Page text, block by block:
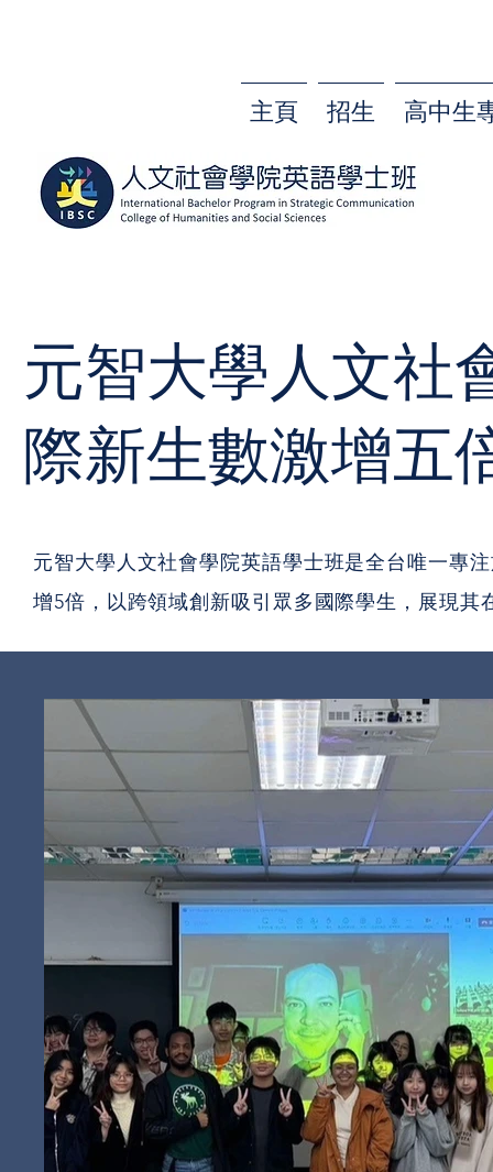
主頁 招生 高中生
元智大學人文社
際新生數激增五
元智大學人文社會學院英語學士班是全台唯一專
增5倍，以跨領域創新吸引眾多國際學生，展現其